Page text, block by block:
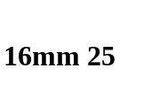
25